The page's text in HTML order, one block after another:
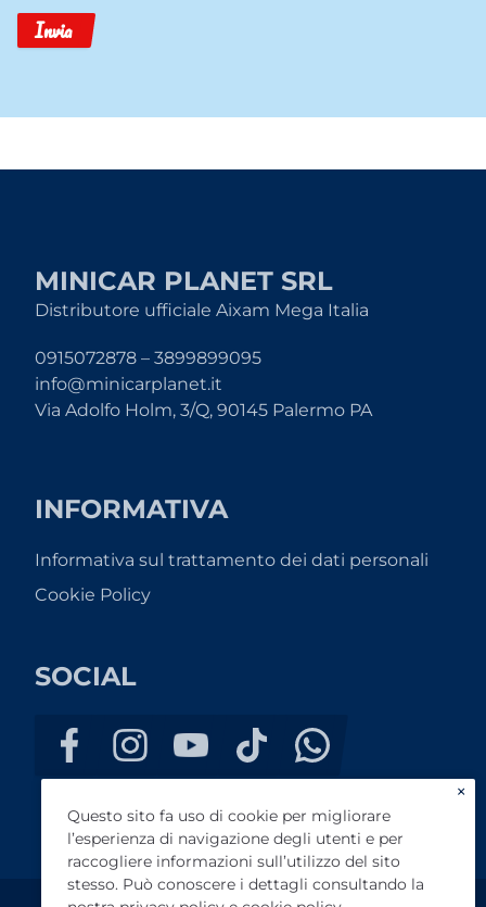
Invia
MINICAR PLANET SRL
Distributore ufficiale Aixam Mega Italia
0915072878 – 3899899095
info@minicarplanet.it
Via Adolfo Holm, 3/Q, 90145 Palermo PA
INFORMATIVA
Informativa sul trattamento dei dati personali
Cookie Policy
SOCIAL
×
Questo sito fa uso di cookie per migliorare
l’esperienza di navigazione degli utenti e per
raccogliere informazioni sull’utilizzo del sito
stesso. Può conoscere i dettagli consultando la